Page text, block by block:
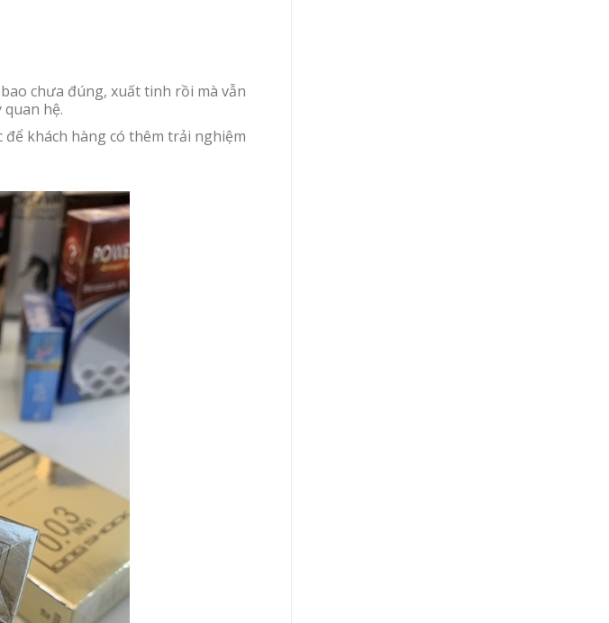
chưa đúng, xuất tinh rồi mà vẫn
hệ.
khách hàng có thêm trải nghiệm